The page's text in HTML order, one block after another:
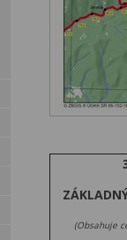
(Obsahuje